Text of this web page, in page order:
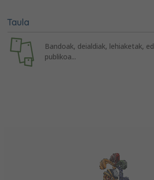
Taula
Bandoak, deialdiak, lehiaketak,
publikoa...